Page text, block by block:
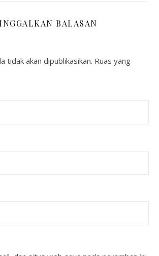
BALASAN
tidak akan dipublikasikan. Ruas yang